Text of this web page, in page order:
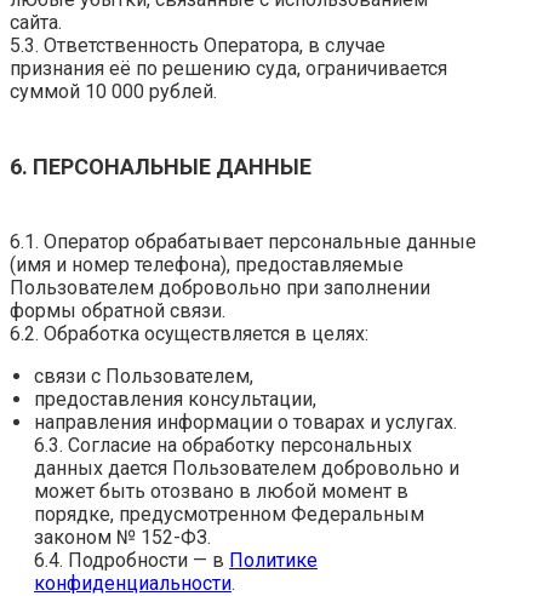
сайта.
5.3. Ответственность Оператора, в случае
признания её по решению суда, ограничивается
суммой 10 000 рублей.
6. ПЕРСОНАЛЬНЫЕ ДАННЫЕ
6.1. Оператор обрабатывает персональные данные
(имя и номер телефона), предоставляемые
Пользователем добровольно при заполнении
формы обратной связи.
6.2. Обработка осуществляется в целях:
связи с Пользователем,
предоставления консультации,
направления информации о товарах и услугах.
6.3. Согласие на обработку персональных
данных дается Пользователем добровольно и
может быть отозвано в любой момент в
порядке, предусмотренном Федеральным
законом № 152-ФЗ.
6.4. Подробности — в Политике
конфиденциальности.